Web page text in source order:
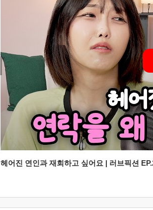
헤어진 연인과 재회하고 싶어요 | 러브픽션